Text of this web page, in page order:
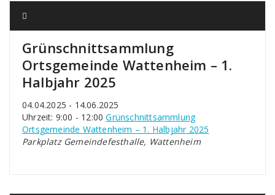
Grünschnittsammlung
Ortsgemeinde Wattenheim – 1.
Halbjahr 2025
04.04.2025 - 14.06.2025
Uhrzeit: 9:00 - 12:00Grünschnittsammlung
Ortsgemeinde Wattenheim – 1. Halbjahr 2025
Parkplatz Gemeindefesthalle, Wattenheim